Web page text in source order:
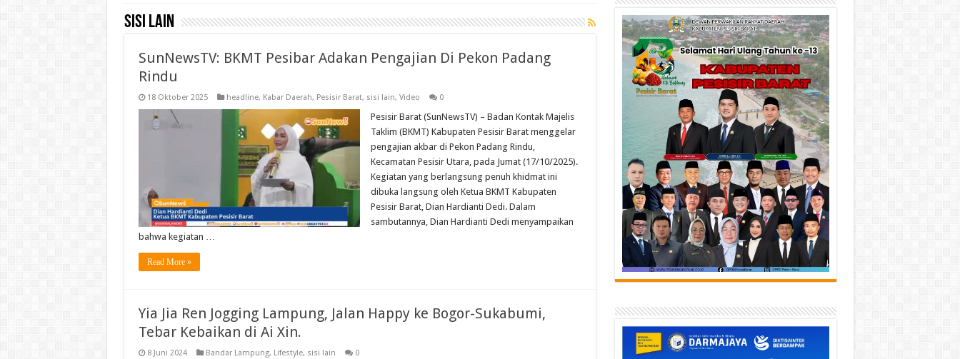
sisi lain
SunNewsTV: BKMT Pesibar Adakan Pengajian Di Pekon Padang
Rindu
18 Oktober 2025 headline, Kabar Daerah, Pesisir Barat, sisi lain, Video 0
Pesisir Barat (SunNewsTV) – Badan Kontak Majelis
Taklim (BKMT) Kabupaten Pesisir Barat menggelar
pengajian akbar di Pekon Padang Rindu,
Kecamatan Pesisir Utara, pada Jumat (17/10/2025).
Kegiatan yang berlangsung penuh khidmat ini
dibuka langsung oleh Ketua BKMT Kabupaten
Pesisir Barat, Dian Hardianti Dedi. Dalam
sambutannya, Dian Hardianti Dedi menyampaikan
bahwa kegiatan …
Read More »
Yia Jia Ren Jogging Lampung, Jalan Happy ke Bogor-Sukabumi,
Tebar Kebaikan di Ai Xin.
8 Juni 2024 Bandar Lampung, Lifestyle, sisi lain 0